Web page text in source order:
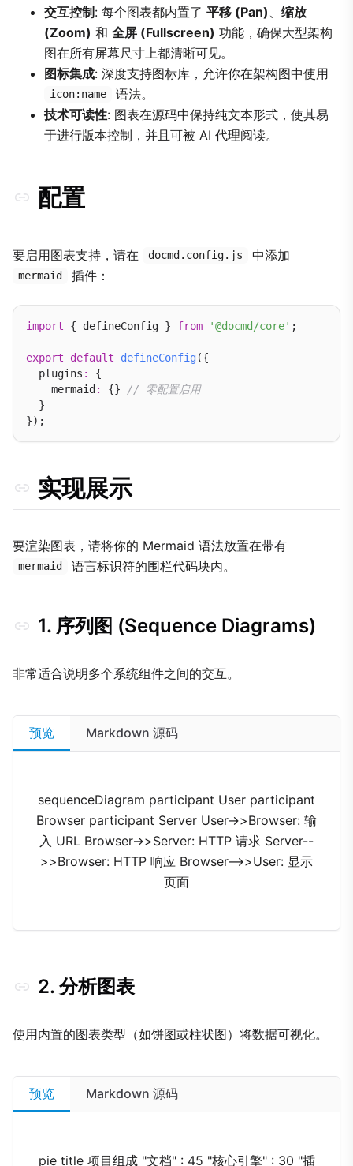
交互控制: 每个图表都内置了 平移 (Pan)
缩放
(Zoom) 和 全屏 (Fullscreen) 功能，确保大型架构
图在所有屏幕尺寸上都清晰可见。
图标集成: 深度支持图标库，允许你在架构图中使用
icon:name
语法。
技术可读性: 图表在源码中保持纯文本形式，使其易
于进行版本控制，并且可被 AI 代理阅读。
配置
要启用图表支持，请在 docmd.config.js 中添加
mermaid 插件：
import { defineConfig } from '@docmd/core' ;
export default defineConfig({
  plugins
:
{
    mermaid
: {}
// 零配置启用
  }
实现展示
要渲染图表，请将你的 Mermaid 语法放置在带有
mermaid 语言标识符的围栏代码块内。
1. 序列图 (Sequence Diagrams)
非常适合说明多个系统组件之间的交互。
预览 Markdown 源码
sequenceDiagram participant User participant
Browser participant Server User->>Browser: 输
入 URL Browser->>Server: HTTP 请求 Server--
>>Browser: HTTP 响应 Browser-->>User: 显示
页面
2. 分析图表
使用内置的图表类型（如饼图或柱状图）将数据可视化。
预览 Markdown 源码
pie title 项目组成 "文档" : 45 "核心引擎" : 30 "插